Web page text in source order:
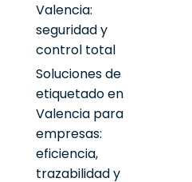
Valencia:
seguridad y
control total
Soluciones de
etiquetado en
Valencia para
empresas:
eficiencia,
trazabilidad y